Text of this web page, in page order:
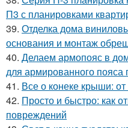
П3 с планировками
39. Отделка дома
основания и монтаж
40. Делаем армопояс в
для армированного
41. Все о конеке крыши: от
42. Просто и быстро: как
повреждений